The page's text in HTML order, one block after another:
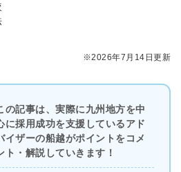
※2026年7月14日更新
の記事は、実際に九州地方を中
に採用成功を支援しているアド
イザーの船越がポイントをコメ
ト・解説していきます！